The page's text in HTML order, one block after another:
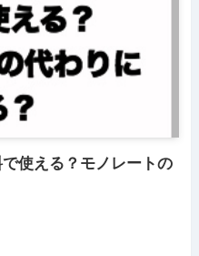
使える？モノレートの